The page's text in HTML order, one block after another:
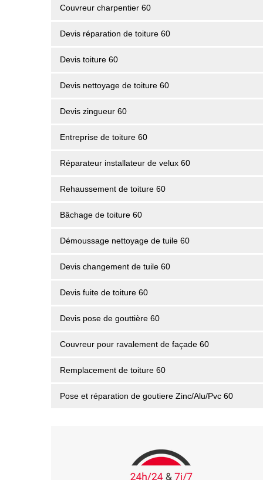
Couvreur charpentier 60
Devis réparation de toiture 60
Devis toiture 60
Devis nettoyage de toiture 60
Devis zingueur 60
Entreprise de toiture 60
Réparateur installateur de velux 60
Rehaussement de toiture 60
Bâchage de toiture 60
Démoussage nettoyage de tuile 60
Devis changement de tuile 60
Devis fuite de toiture 60
Devis pose de gouttière 60
Couvreur pour ravalement de façade 60
Remplacement de toiture 60
Pose et réparation de goutiere Zinc/Alu/Pvc 60